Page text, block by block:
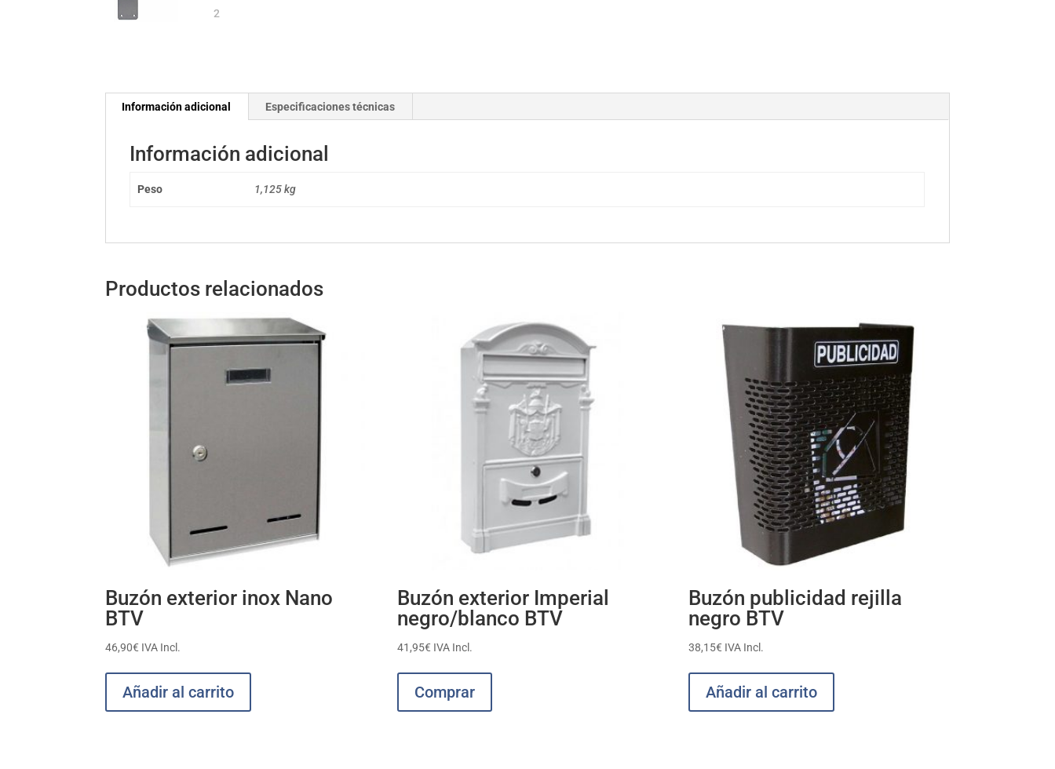
Información adicional Especificaciones técnicas
Información adicional
Peso 1,125 kg
Productos relacionados
Buzón exterior inox Nano
BTV
46,90€ IVA Incl.
Añadir al carrito
Buzón exterior Imperial
negro/blanco BTV
41,95€ IVA Incl.
Comprar
Buzón publicidad rejilla
negro BTV
38,15€ IVA Incl.
Añadir al carrito